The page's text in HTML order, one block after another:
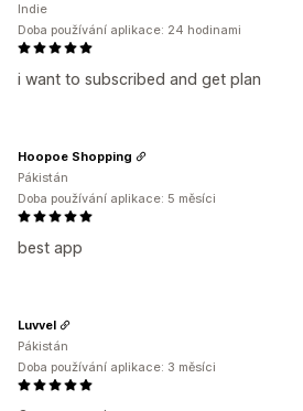
i want to subscribed and get plan
Indie
Doba používání aplikace: 24 hodinami
best app
Hoopoe Shopping
Pákistán
Doba používání aplikace: 5 měsíci
Luvvel
Pákistán
Doba používání aplikace: 3 měsíci